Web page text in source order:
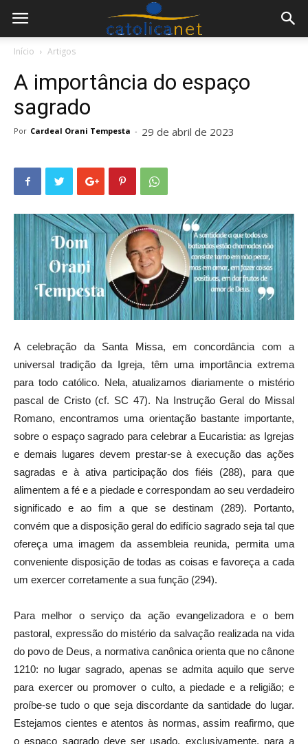
Início Artigos
A importância do espaço
sagrado
Por Cardeal Orani Tempesta - 29 de abril de 2023
A celebração da Santa Missa, em concordância com a
universal tradição da Igreja, têm uma importância extrema
para todo católico. Nela, atualizamos diariamente o mistério
pascal de Cristo (cf. SC 47). Na Instrução Geral do Missal
Romano, encontramos uma orientação bastante importante,
sobre o espaço sagrado para celebrar a Eucaristia: as Igrejas
e demais lugares devem prestar-se à execução das ações
sagradas e à ativa participação dos fiéis (288), para que
alimentem a fé e a piedade e correspondam ao seu verdadeiro
significado e ao fim a que se destinam (289). Portanto,
convém que a disposição geral do edifício sagrado seja tal que
ofereça uma imagem da assembleia reunida, permita uma
conveniente disposição de todas as coisas e favoreça a cada
um exercer corretamente a sua função (294).
Para melhor o serviço da ação evangelizadora e o bem
pastoral, expressão do mistério da salvação realizada na vida
do povo de Deus, a normativa canônica orienta que no cânone
1210: no lugar sagrado, apenas se admita aquilo que serve
para exercer ou promover o culto, a piedade e a religião; e
proíbe-se tudo o que seja discordante da santidade do lugar.
Estejamos cientes e atentos às normas, assim reafirmo, que
o espaço sagrado deve ser usado, exclusivamente, para a